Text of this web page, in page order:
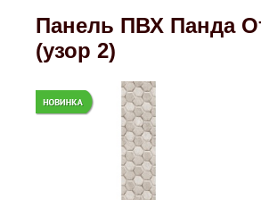
Панель ПВХ Панда
(узор 2)